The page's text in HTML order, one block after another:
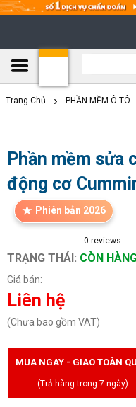
Trang Chủ PHẦN MỀM Ô TÔ
Phần mềm sửa
động cơ
Phiên bản 2026
0 reviews
TRẠNG THÁI: CÒN
Giá bán:
Liên hệ
(Chưa bao gồm VAT)
MUA NGAY - GIAO TOÀN
(Trả hàng trong 7 ngày)